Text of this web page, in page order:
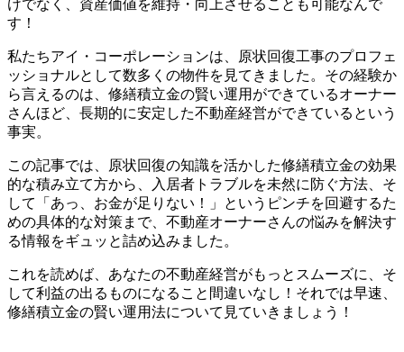
けでなく、資産価値を維持・向上させることも可能なんで
す！
私たちアイ・コーポレーションは、原状回復工事のプロフェ
ッショナルとして数多くの物件を見てきました。その経験か
ら言えるのは、修繕積立金の賢い運用ができているオーナー
さんほど、長期的に安定した不動産経営ができているという
事実。
この記事では、原状回復の知識を活かした修繕積立金の効果
的な積み立て方から、入居者トラブルを未然に防ぐ方法、そ
して「あっ、お金が足りない！」というピンチを回避するた
めの具体的な対策まで、不動産オーナーさんの悩みを解決す
る情報をギュッと詰め込みました。
これを読めば、あなたの不動産経営がもっとスムーズに、そ
して利益の出るものになること間違いなし！それでは早速、
修繕積立金の賢い運用法について見ていきましょう！